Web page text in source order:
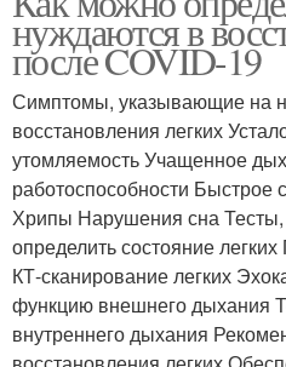
нуждаются в
после COVID-19
Симптомы, указывающие на
восстановления легких
утомляемость Учащенное
работоспособности
Хрипы Нарушения сна Тесты,
определить состояние
КТ-сканирование легких
функцию внешнего дыхания
внутреннего дыхания